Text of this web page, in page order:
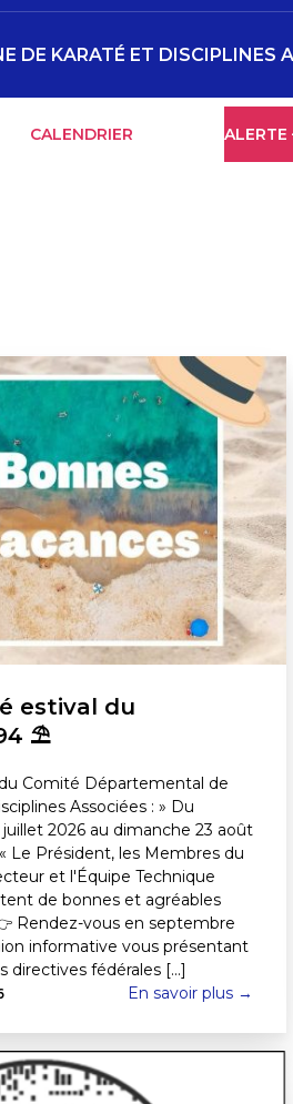
CALENDRIER ALERTE
DE KARATÉ ET DISCIPLINES
estival du
⛱️
Comité Départemental de
Associées : » Du
2026 au dimanche 23 août
Le Président, les Membres du
et l'Équipe Technique
de bonnes et agréables
Rendez-vous en septembre
informative vous présentant
directives fédérales [...]
En savoir plus →